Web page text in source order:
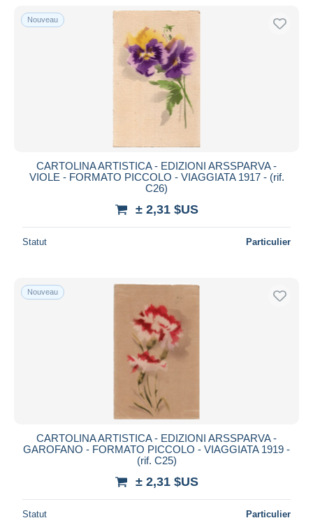
Uniquement en réduction
Livraison gratuite
Méthodes de paiement
Virement bancaire
Mastercard
Bancontact
iDeal
Appliquer
Nouveau
CARTOLINA ARTISTICA - EDIZIONI ARSSPARVA -
VIOLE - FORMATO PICCOLO - VIAGGIATA 1917 - (rif.
C26)
± 2,31 $US
Statut Particulier
Nouveau
CARTOLINA ARTISTICA - EDIZIONI ARSSPARVA -
GAROFANO - FORMATO PICCOLO - VIAGGIATA 1919 -
(rif. C25)
± 2,31 $US
Statut Particulier